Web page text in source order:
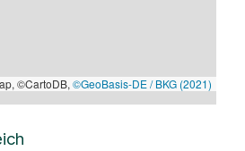
©CartoDB, ©GeoBasis-DE / BKG (2021)